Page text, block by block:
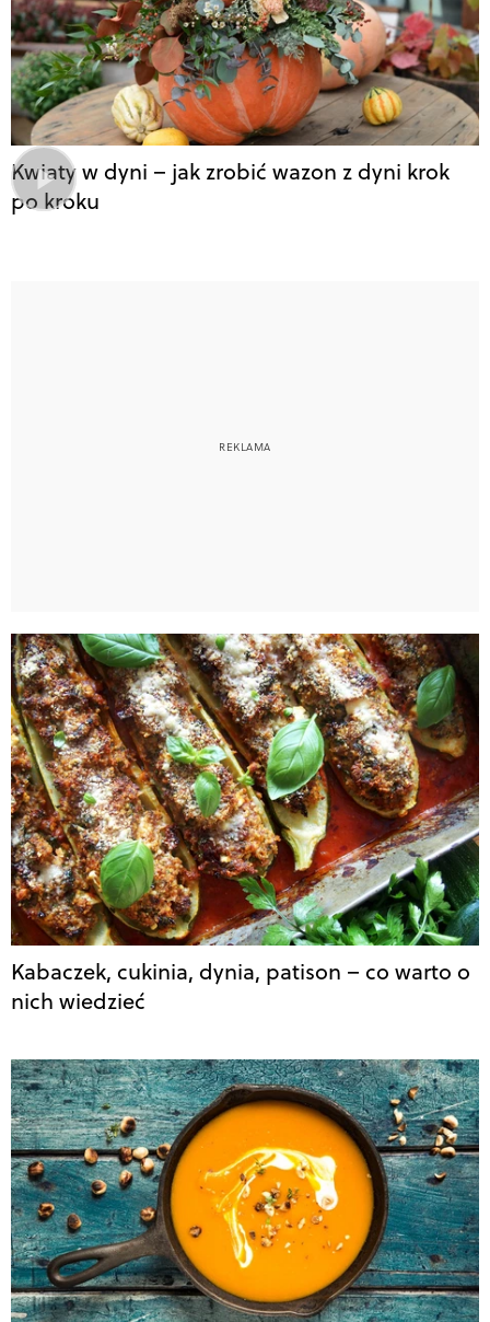
Kwiaty w dyni – jak zrobić wazon z dyni krok
po kroku
Kabaczek, cukinia, dynia, patison – co warto o
nich wiedzieć